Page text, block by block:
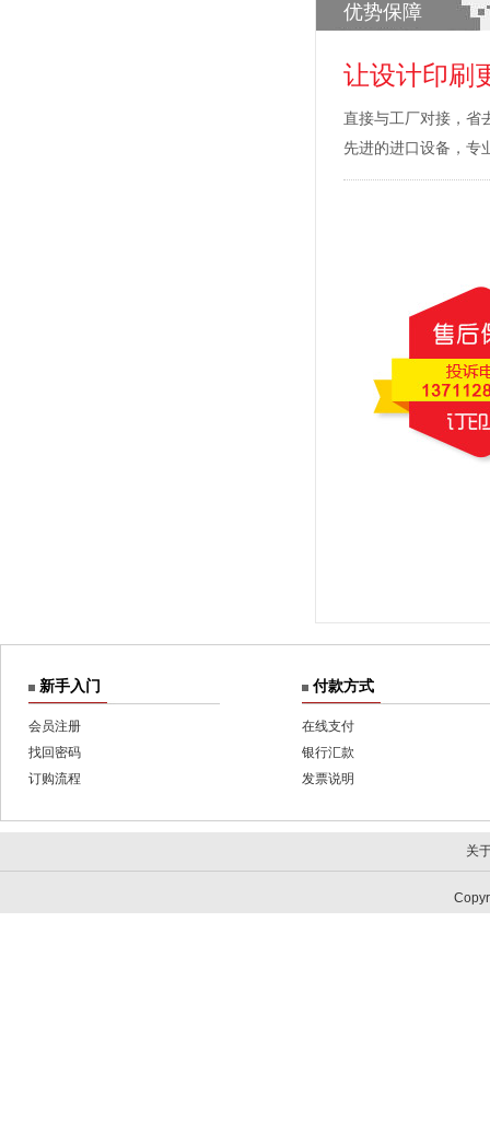
优势保障
让设计印刷
直接与工厂对接，省
先进的进口设备，专
新手入门
会员注册
找回密码
订购流程
付款方式
在线支付
银行汇款
发票说明
关